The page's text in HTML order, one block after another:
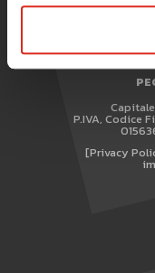
WHISTLEBLOWING
P.IVA, Codice
[Privacy